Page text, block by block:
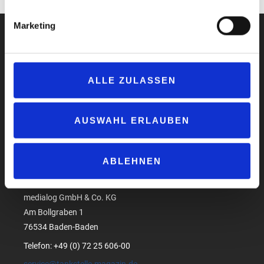
Marketing
ALLE ZULASSEN
AUSWAHL ERLAUBEN
ABLEHNEN
Datenschutzerklärung
Produktsicherheit
medialog GmbH & Co. KG
Am Bollgraben 1
76534 Baden-Baden
Telefon: +49 (0) 72 25 606-00